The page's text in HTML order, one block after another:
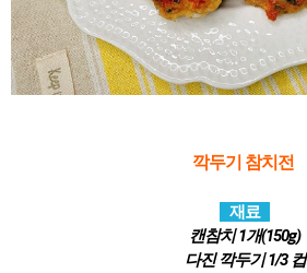
깍두기 참치전
재료
캔참치 1개(150g)
다진 깍두기 1/3 컵